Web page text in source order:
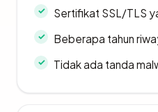
Sertifikat SSL/TLS
Beberapa tahun
Tidak ada tanda